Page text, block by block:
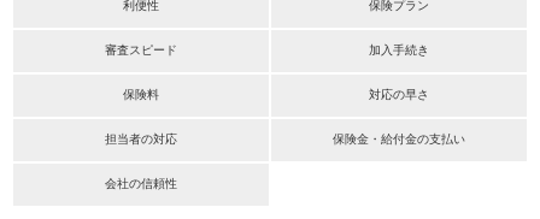
利便性 保険プラン
審査スピード 加入手続き
保険料 対応の早さ
担当者の対応 保険金・給付金の支払い
会社の信頼性